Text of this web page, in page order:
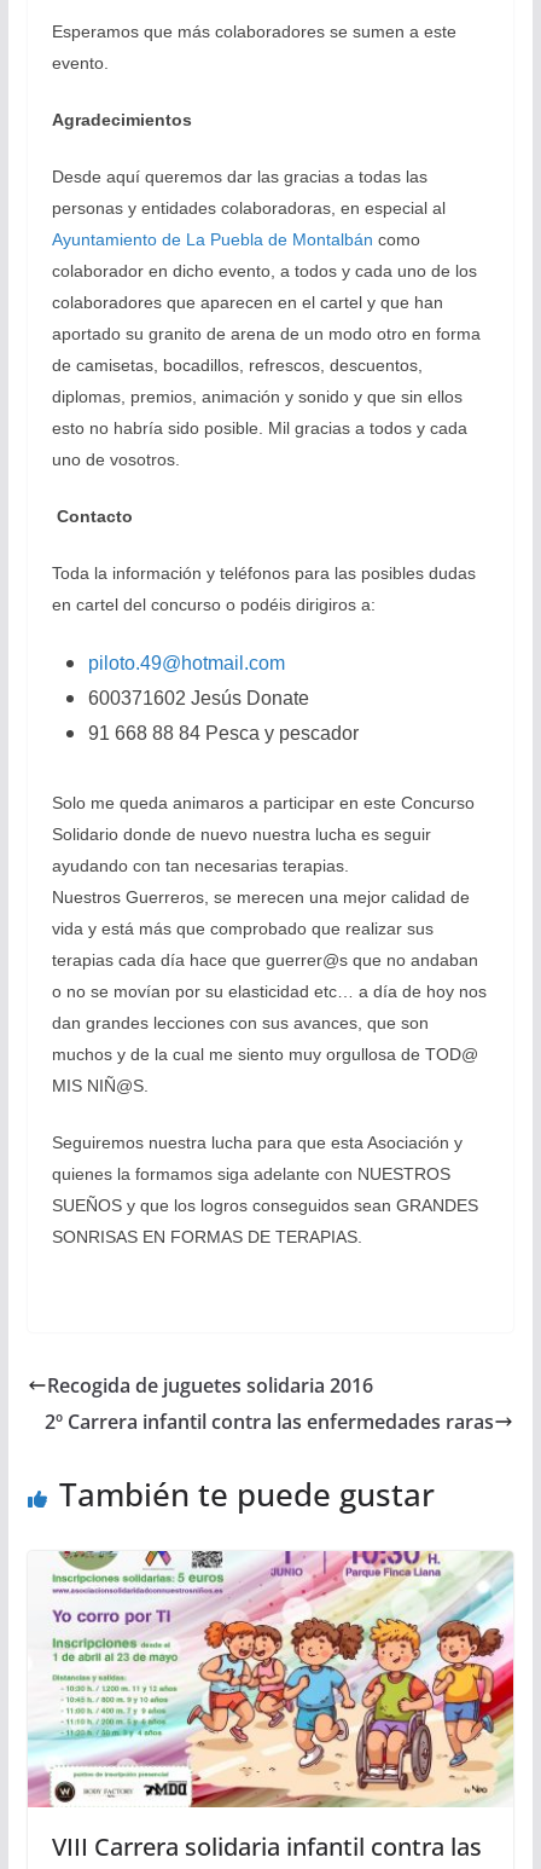
Esperamos que más colaboradores se sumen a este
evento.
Agradecimientos
Desde aquí queremos dar las gracias a todas las
personas y entidades colaboradoras, en especial al
Ayuntamiento de La Puebla de Montalbán como
colaborador en dicho evento, a todos y cada uno de los
colaboradores que aparecen en el cartel y que han
aportado su granito de arena de un modo otro en forma
de camisetas, bocadillos, refrescos, descuentos,
diplomas, premios, animación y sonido y que sin ellos
esto no habría sido posible. Mil gracias a todos y cada
uno de vosotros.
Contacto
Toda la información y teléfonos para las posibles dudas
en cartel del concurso o podéis dirigiros a:
piloto.49@hotmail.com
600371602 Jesús Donate
91 668 88 84 Pesca y pescador
Solo me queda animaros a participar en este Concurso
Solidario donde de nuevo nuestra lucha es seguir
ayudando con tan necesarias terapias.
Nuestros Guerreros, se merecen una mejor calidad de
vida y está más que comprobado que realizar sus
terapias cada día hace que guerrer@s que no andaban
o no se movían por su elasticidad etc… a día de hoy nos
dan grandes lecciones con sus avances, que son
muchos y de la cual me siento muy orgullosa de TOD@
MIS NIÑ@S.
Seguiremos nuestra lucha para que esta Asociación y
quienes la formamos siga adelante con NUESTROS
SUEÑOS y que los logros conseguidos sean GRANDES
SONRISAS EN FORMAS DE TERAPIAS.
Recogida de juguetes solidaria 2016
2º Carrera infantil contra las enfermedades raras
También te puede gustar
VIII Carrera solidaria infantil contra las